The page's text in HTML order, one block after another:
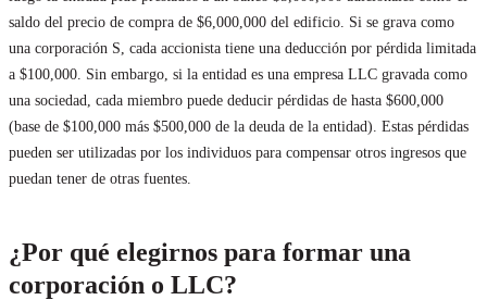
saldo del precio de compra de $6,000,000 del edificio. Si se grava como
una corporación S, cada accionista tiene una deducción por pérdida limitada
a $100,000. Sin embargo, si la entidad es una empresa LLC gravada como
una sociedad, cada miembro puede deducir pérdidas de hasta $600,000
(base de $100,000 más $500,000 de la deuda de la entidad). Estas pérdidas
pueden ser utilizadas por los individuos para compensar otros ingresos que
puedan tener de otras fuentes.
¿Por qué elegirnos para formar una
corporación o LLC?